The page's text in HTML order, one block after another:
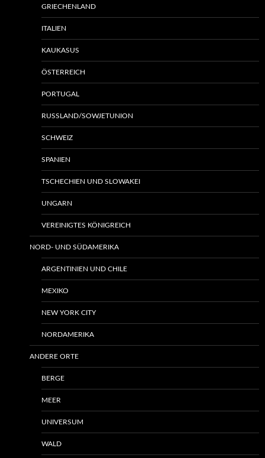
GRIECHENLAND
ITALIEN
KAUKASUS
ÖSTERREICH
PORTUGAL
RUSSLAND/SOWJETUNION
SCHWEIZ
SPANIEN
TSCHECHIEN UND SLOWAKEI
UNGARN
VEREINIGTES KÖNIGREICH
NORD- UND SÜDAMERIKA
ARGENTINIEN UND CHILE
MEXIKO
NEW YORK CITY
NORDAMERIKA
ANDERE ORTE
BERGE
MEER
UNIVERSUM
WALD